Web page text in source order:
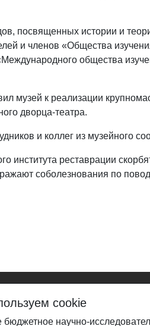
посвященных истории и
и членов «Общества
общества
музей к реализации
дворца-театра.
и коллег из музейного
института реставрации
соболезнования по
от 26.12.2013 cookie
научно-